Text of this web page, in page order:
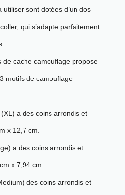
utiliser sont dotées d’un dos
qui s’adapte parfaitement
de cache camouflage propose
motifs de camouflage
(XL) a des coins arrondis et
x 12,7 cm.
a des coins arrondis et
x 7,94 cm.
des coins arrondis et